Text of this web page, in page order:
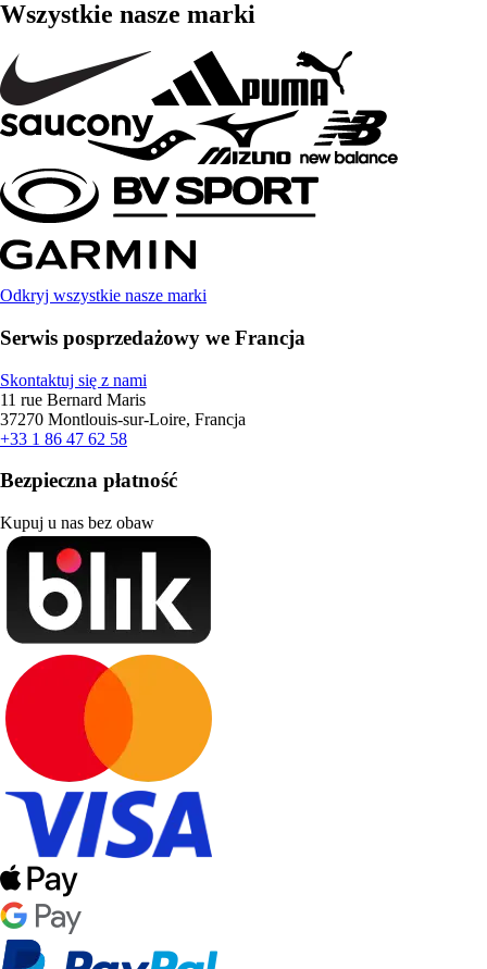
Wszystkie nasze marki
Odkryj wszystkie nasze marki
Serwis posprzedażowy we Francja
Skontaktuj się z nami
11 rue Bernard Maris
37270 Montlouis-sur-Loire, Francja
+33 1 86 47 62 58
Bezpieczna płatność
Kupuj u nas bez obaw